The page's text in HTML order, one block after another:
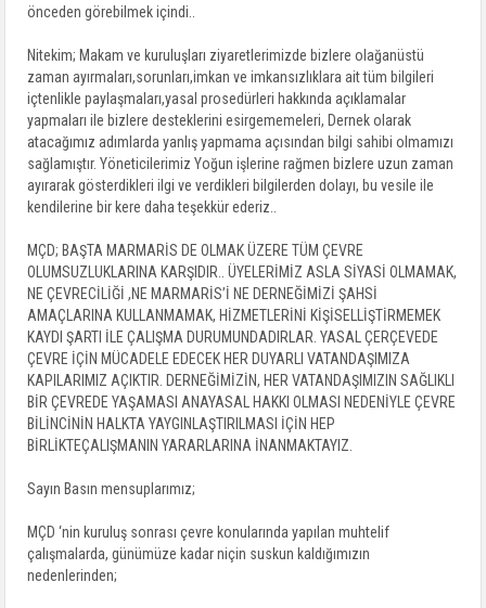
önceden görebilmek içindi..
Nitekim; Makam ve kuruluşları ziyaretlerimizde bizlere olağanüstü
zaman ayırmaları,sorunları,imkan ve imkansızlıklara ait tüm bilgileri
içtenlikle paylaşmaları,yasal prosedürleri hakkında açıklamalar
yapmaları ile bizlere desteklerini esirgememeleri, Dernek olarak
atacağımız adımlarda yanlış yapmama açısından bilgi sahibi olmamızı
sağlamıştır. Yöneticilerimiz Yoğun işlerine rağmen bizlere uzun zaman
ayırarak gösterdikleri ilgi ve verdikleri bilgilerden dolayı, bu vesile ile
kendilerine bir kere daha teşekkür ederiz..
MÇD; BAŞTA MARMARİS DE OLMAK ÜZERE TÜM ÇEVRE
OLUMSUZLUKLARINA KARŞIDIR.. ÜYELERİMİZ ASLA SİYASİ OLMAMAK,
NE ÇEVRECİLİĞİ ,NE MARMARİS’İ NE DERNEĞİMİZİ ŞAHSİ
AMAÇLARINA KULLANMAMAK, HİZMETLERİNİ KİŞİSELLİŞTİRMEMEK
KAYDI ŞARTI İLE ÇALIŞMA DURUMUNDADIRLAR. YASAL ÇERÇEVEDE
ÇEVRE İÇİN MÜCADELE EDECEK HER DUYARLI VATANDAŞIMIZA
KAPILARIMIZ AÇIKTIR. DERNEĞİMİZİN, HER VATANDAŞIMIZIN SAĞLIKLI
BİR ÇEVREDE YAŞAMASI ANAYASAL HAKKI OLMASI NEDENİYLE ÇEVRE
BİLİNCİNİN HALKTA YAYGINLAŞTIRILMASI İÇİN HEP
BİRLİKTEÇALIŞMANIN YARARLARINA İNANMAKTAYIZ.
Sayın Basın mensuplarımız;
MÇD ‘nin kuruluş sonrası çevre konularında yapılan muhtelif
çalışmalarda, günümüze kadar niçin suskun kaldığımızın
nedenlerinden;